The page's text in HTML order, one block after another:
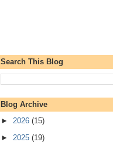
Search This Blog
Blog Archive
► 2026 (15)
► 2025 (19)